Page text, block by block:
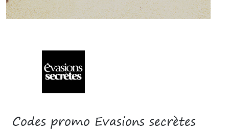
Codes promo Evasions secrètes